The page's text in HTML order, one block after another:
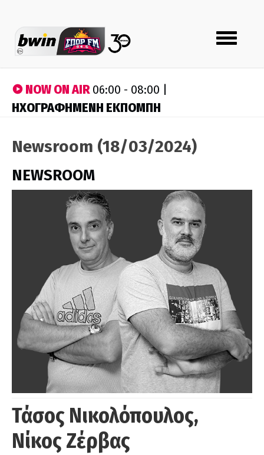
Toggle
navigation
NOW ON AIR06:00 - 08:00 |
ΗΧΟΓΡΑΦΗΜΕΝΗ ΕΚΠΟΜΠΗ
Newsroom (18/03/2024)
NEWSROOM
Τάσος Νικολόπουλος,
Νίκος Ζέρβας